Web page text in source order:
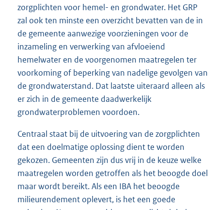
zorgplichten voor hemel- en grondwater. Het GRP
zal ook ten minste een overzicht bevatten van de in
de gemeente aanwezige voorzieningen voor de
inzameling en verwerking van afvloeiend
hemelwater en de voorgenomen maatregelen ter
voorkoming of beperking van nadelige gevolgen van
de grondwaterstand. Dat laatste uiteraard alleen als
er zich in de gemeente daadwerkelijk
grondwaterproblemen voordoen.
Centraal staat bij de uitvoering van de zorgplichten
dat een doelmatige oplossing dient te worden
gekozen. Gemeenten zijn dus vrij in de keuze welke
maatregelen worden getroffen als het beoogde doel
maar wordt bereikt. Als een IBA het beoogde
milieurendement oplevert, is het een goede